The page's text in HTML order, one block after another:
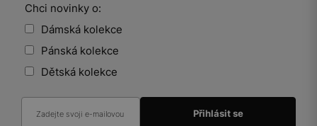
Chci novinky o:
Dámská kolekce
Pánská kolekce
Dětská kolekce